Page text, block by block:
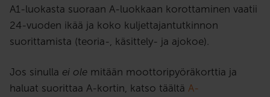
A1-luokasta suoraan A-luokkaan korottaminen vaatii
24-vuoden ikää ja koko kuljettajantutkinnon
suorittamista (teoria-, käsittely- ja ajokoe).
Jos sinulla ei ole mitään moottoripyöräkorttia ja
haluat suorittaa A-kortin, katso täältä A-